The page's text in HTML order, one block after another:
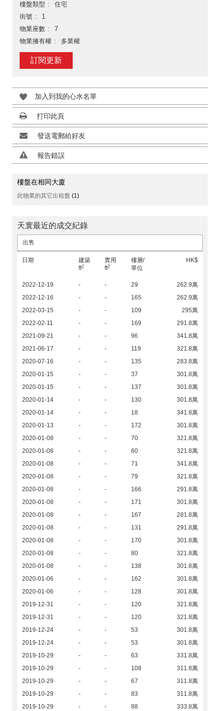
樓盤類型
住宅
街號
1
物業座數
7
物業擁有權
多業權
訂閱更新
加入到我的心水名單
打印此頁
發送電郵給好友
報告錯誤
樓盤在相同大廈
此物業的其它出租盤 (1)
天寰最近的成交紀錄
出售
日期
建築
ft2
實用
ft2
樓層/
單位
HK$
2022-12-19 - - 29
262.9萬
2022-12-16
- - 165
262.9萬
2022-03-15
- - 109
295萬
2022-02-11
- - 169
291.8萬
2021-09-21
- - 96
341.8萬
2021-06-17
- - 119
321.8萬
2020-07-16
- - 135
283.8萬
2020-01-15
- - 37
301.8萬
2020-01-15
- - 137
301.8萬
2020-01-14
- - 130
301.8萬
2020-01-14
- - 18
341.8萬
2020-01-13
- - 172
301.8萬
2020-01-08
- - 70
321.8萬
2020-01-08
- - 60
321.8萬
2020-01-08
- - 71
341.8萬
2020-01-08
- - 79
321.8萬
2020-01-08
- - 166
291.8萬
2020-01-08
- - 171
301.8萬
2020-01-08
- - 167
281.8萬
2020-01-08
- - 131
291.8萬
2020-01-08
- - 170
301.8萬
2020-01-08
- - 80
321.8萬
2020-01-08
- - 138
301.8萬
2020-01-06
- - 162
301.8萬
2020-01-06
- - 128
301.8萬
2019-12-31
- - 120
321.8萬
2019-12-31
- - 120
321.8萬
2019-12-24
- - 53
301.8萬
2019-12-24
- - 53
301.8萬
2019-10-29
- - 63
331.8萬
2019-10-29
- - 108
311.8萬
2019-10-29
- - 67
311.8萬
2019-10-29
- - 83
311.8萬
2019-10-29
- - 88
333.8萬